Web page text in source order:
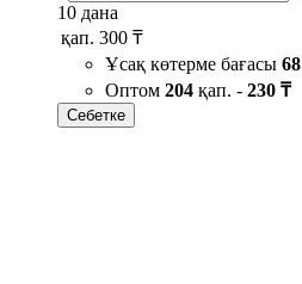
10 дана
қап. 300 ₸
Ұсақ көтерме бағасы 68
Оптом 204 қап. - 230 ₸
Себетке